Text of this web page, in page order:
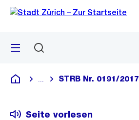
Navigation
Sprunglink
Menü
Deutsch
Blende alle Breadcrumbs ein
STRB Nr. 0191/2017
Seite vorlesen